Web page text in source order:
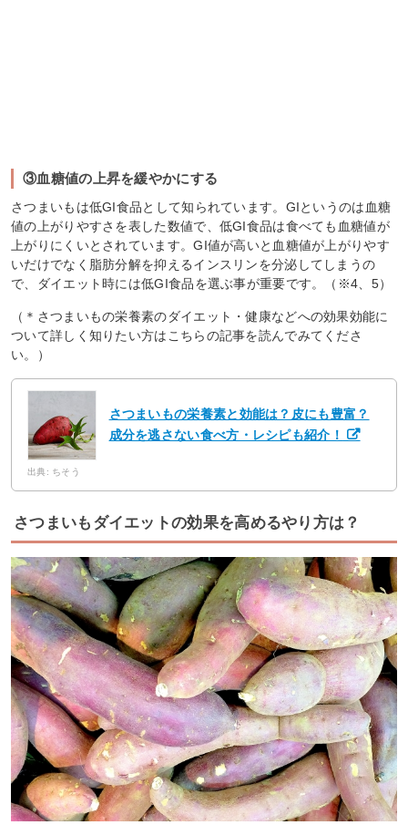
③血糖値の上昇を緩やかにする
さつまいもは低GI食品として知られています。GIというのは血糖
値の上がりやすさを表した数値で、低GI食品は食べても血糖値が
上がりにくいとされています。GI値が高いと血糖値が上がりやす
いだけでなく脂肪分解を抑えるインスリンを分泌してしまうの
で、ダイエット時には低GI食品を選ぶ事が重要です。（※4、5）
（＊さつまいもの栄養素のダイエット・健康などへの効果効能に
ついて詳しく知りたい方はこちらの記事を読んでみてくださ
い。）
さつまいもの栄養素と効能は？皮にも豊富？
成分を逃さない食べ方・レシピも紹介！
出典: ちそう
さつまいもダイエットの効果を高めるやり方は？